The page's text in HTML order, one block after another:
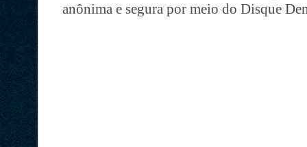
anônima e segura por meio do Disque